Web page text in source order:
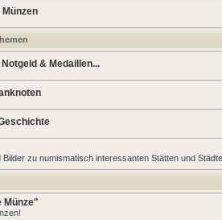
& Medaillen...
Bilder zu numismatisch interessanten Stätten und
Münze"